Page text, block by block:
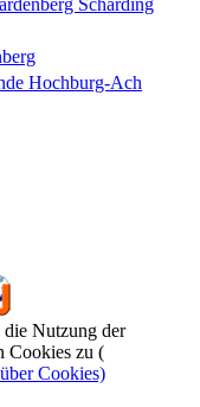
Schärding
Hochburg-Ach
die Nutzung der
Cookies zu (
Cookies)